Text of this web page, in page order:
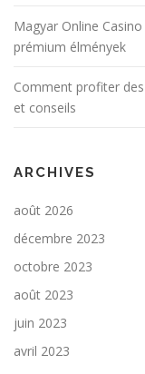
Magyar Online
prémium élmények
Comment profiter
et conseils
ARCHIVES
août 2026
décembre 2023
octobre 2023
août 2023
juin 2023
avril 2023